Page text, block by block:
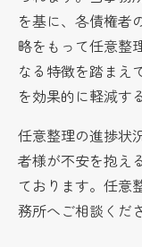
を基に、各債権者
略をもって任意整
なる特徴を踏まえ
を効果的に軽減す
任意整理の進捗状
者様が不安を抱え
ております。任意
務所へご相談くだ